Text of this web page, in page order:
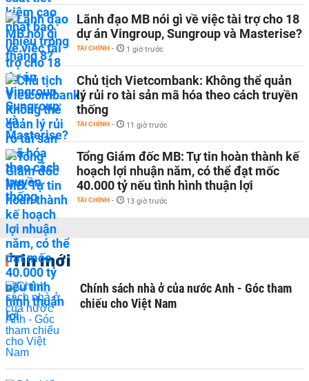
Lãnh đạo MB nói gì về việc tài trợ cho 18
dự án Vingroup, Sungroup và Masterise?
TÀI CHÍNH - 1 giờ trước
Chủ tịch Vietcombank: Không thể quản
lý rủi ro tài sản mã hóa theo cách truyền
thống
TÀI CHÍNH - 11 giờ trước
Tổng Giám đốc MB: Tự tin hoàn thành kế
hoạch lợi nhuận năm, có thể đạt mốc
40.000 tỷ nếu tình hình thuận lợi
TÀI CHÍNH - 13 giờ trước
Tin mới
Chính sách nhà ở của nước Anh - Góc tham
chiếu cho Việt Nam